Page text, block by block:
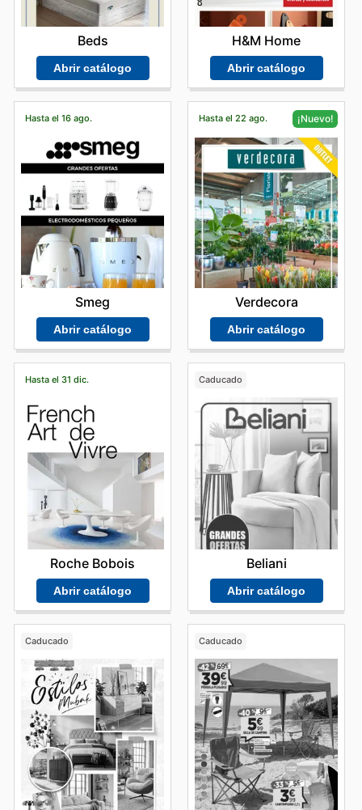
Beds
Abrir catálogo
H&M Home
Abrir catálogo
Hasta el 16 ago.
Smeg
Abrir catálogo
Hasta el 22 ago. ¡Nuevo!
Verdecora
Abrir catálogo
Hasta el 31 dic.
Roche Bobois
Abrir catálogo
Caducado
Beliani
Abrir catálogo
Caducado Caducado